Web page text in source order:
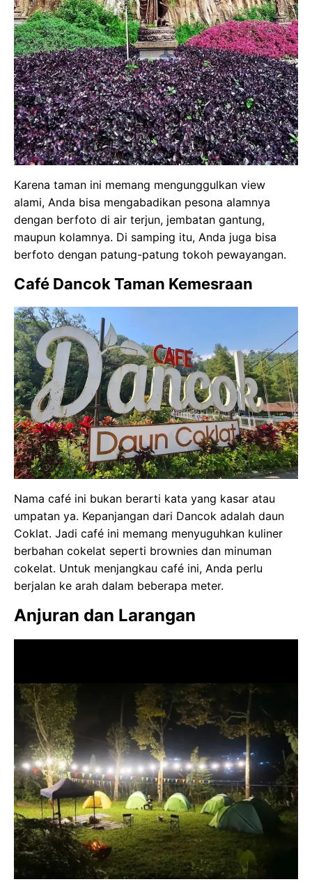
Karena taman ini memang mengunggulkan view
alami, Anda bisa mengabadikan pesona alamnya
dengan berfoto di air terjun, jembatan gantung,
maupun kolamnya. Di samping itu, Anda juga bisa
berfoto dengan patung-patung tokoh pewayangan.
Café Dancok Taman Kemesraan
Nama café ini bukan berarti kata yang kasar atau
umpatan ya. Kepanjangan dari Dancok adalah daun
Coklat. Jadi café ini memang menyuguhkan kuliner
berbahan cokelat seperti brownies dan minuman
cokelat. Untuk menjangkau café ini, Anda perlu
berjalan ke arah dalam beberapa meter.
Anjuran dan Larangan